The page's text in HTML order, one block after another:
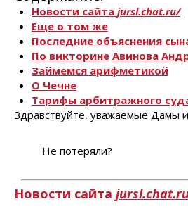
Новости сайта jursl.сhat.ru/
Еще о том же
Последние объяснения
По викторине Авинова
Займемся арифметикой
О Чечне
Тарифы арбитражного
Здравствуйте, уважаемые Дамы
Не потеряли?
Новости сайта